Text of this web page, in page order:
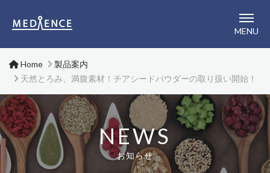
MENU
Home
製品案内
天然とろみ、満腹素材！チアシードパウダーの取り扱い開始！
NEWS
お知らせ